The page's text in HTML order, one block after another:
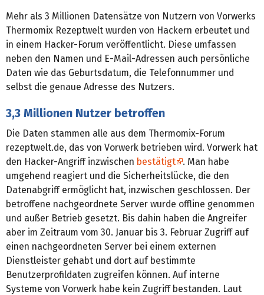
Mehr als 3 Millionen Datensätze von Nutzern von Vorwerks
Thermomix Rezeptwelt wurden von Hackern erbeutet und
in einem Hacker-Forum veröffentlicht. Diese umfassen
neben den Namen und E-Mail-Adressen auch persönliche
Daten wie das Geburtsdatum, die Telefonnummer und
selbst die genaue Adresse des Nutzers.
3,3 Millionen Nutzer betroffen
Die Daten stammen alle aus dem Thermomix-Forum
rezeptwelt.de, das von Vorwerk betrieben wird. Vorwerk hat
den Hacker-Angriff inzwischen bestätigt
. Man habe
umgehend reagiert und die Sicherheitslücke, die den
Datenabgriff ermöglicht hat, inzwischen geschlossen. Der
betroffene nachgeordnete Server wurde offline genommen
und außer Betrieb gesetzt. Bis dahin haben die Angreifer
aber im Zeitraum vom 30. Januar bis 3. Februar Zugriff auf
einen nachgeordneten Server bei einem externen
Dienstleister gehabt und dort auf bestimmte
Benutzerprofildaten zugreifen können. Auf interne
Systeme von Vorwerk habe kein Zugriff bestanden. Laut